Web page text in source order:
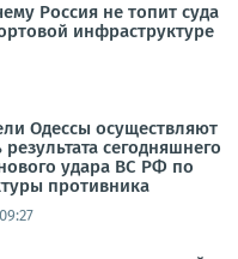
Россия не топит суда
инфраструктуре
Одессы осуществляют
сегодняшнего
удара ВС РФ по
противника